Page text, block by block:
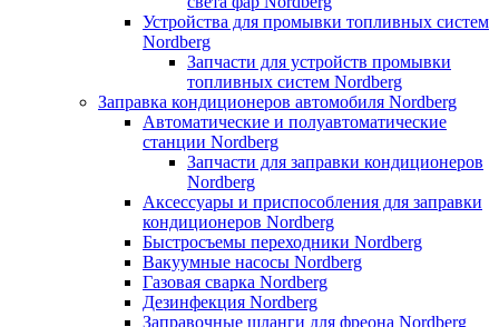
Устройства для промывки топливных систем
Nordberg
Запчасти для устройств промывки
топливных систем Nordberg
Заправка кондиционеров автомобиля Nordberg
Автоматические и полуавтоматические
станции Nordberg
Запчасти для заправки кондиционеров
Nordberg
Аксессуары и приспособления для заправки
кондиционеров Nordberg
Быстросъемы переходники Nordberg
Вакуумные насосы Nordberg
Газовая сварка Nordberg
Дезинфекция Nordberg
Заправочные шланги для фреона Nordberg